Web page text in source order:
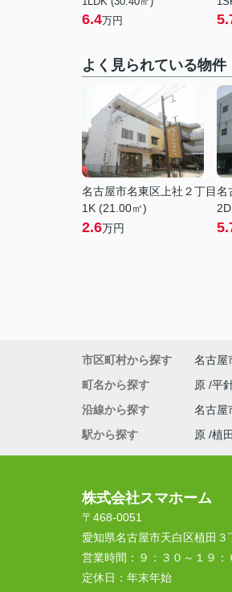
6.4万円
よく見られている物件
名古屋市名東区上社２丁目
1K (21.00㎡)
2.6万円
名
市区町村から探す 名古屋
町名から探す
原 平
沿線から探す
名古屋
駅から探す
原 植田
株式会社スマホーム
〒468-0051
愛知県名古屋市天白区植田３
営業時間： ９：３０～１９：
定休日： 年末年始